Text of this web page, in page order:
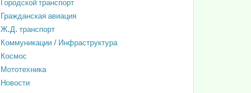
Гражданская авиация
Ж.Д. транспорт
Коммуникации / Инфраструктура
Космос
Мототехника
Новости